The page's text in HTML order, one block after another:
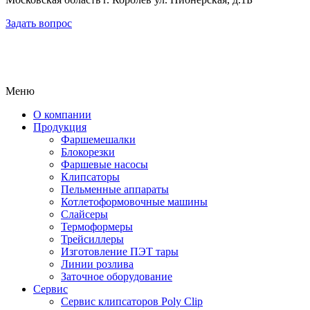
Задать вопрос
Меню
О компании
Продукция
Фаршемешалки
Блокорезки
Фаршевые насосы
Клипсаторы
Пельменные аппараты
Котлетоформовочные машины
Слайсеры
Термоформеры
Трейсиллеры
Изготовление ПЭТ тары
Линии розлива
Заточное оборудование
Сервис
Сервис клипсаторов Poly Clip